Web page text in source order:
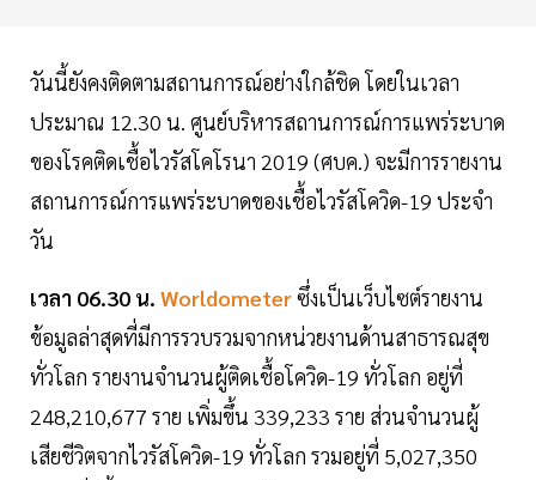
วันนี้ยังคงติดตามสถานการณ์อย่างใกล้ชิด โดยในเวลา
ประมาณ 12.30 น. ศูนย์บริหารสถานการณ์การแพร่ระบาด
ของโรคติดเชื้อไวรัสโคโรนา 2019 (ศบค.) จะมีการรายงาน
สถานการณ์การแพร่ระบาดของเชื้อไวรัสโควิด-19 ประจำ
วัน
เวลา 06.30 น. Worldometerซึ่งเป็นเว็บไซต์รายงาน
ข้อมูลล่าสุดที่มีการรวบรวมจากหน่วยงานด้านสาธารณสุข
ทั่วโลก รายงานจำนวนผู้ติดเชื้อโควิด-19 ทั่วโลก อยู่ที่
248,210,677 ราย เพิ่มขึ้น 339,233 ราย ส่วนจำนวนผู้
เสียชีวิตจากไวรัสโควิด-19 ทั่วโลก รวมอยู่ที่ 5,027,350